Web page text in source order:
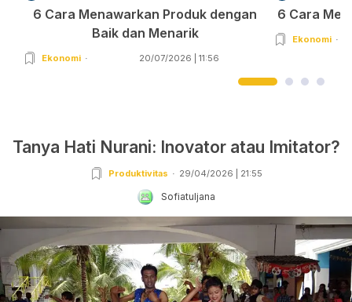
6 Cara Menawarkan Produk dengan
Baik dan Menarik
Ekonomi 20/07/2026 | 11:56
6 Cara
Ekonomi
Tanya Hati Nurani: Inovator atau Imitator?
Produktivitas 29/04/2026 | 21:55
Sofiatuljana